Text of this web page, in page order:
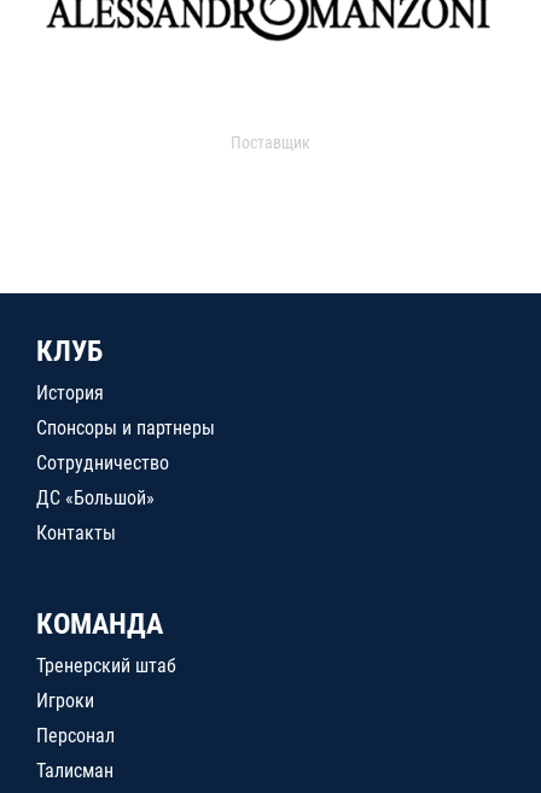
Поставщик
КЛУБ
История
Спонсоры и партнеры
Сотрудничество
ДС «Большой»
Контакты
КОМАНДА
Тренерский штаб
Игроки
Персонал
Талисман